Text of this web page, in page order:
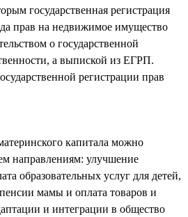
государственная регистрация
прав на недвижимое имущество
о государственной
а выпиской из ЕГРП.
регистрации прав
капитала можно
направлениям: улучшение
образовательных услуг для детей,
мамы и оплата товаров и
и интеграции в общество